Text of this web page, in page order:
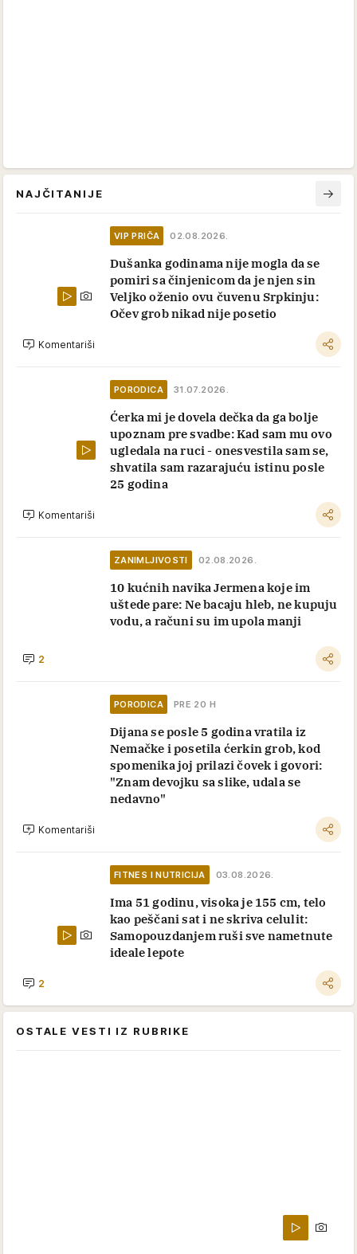
NAJČITANIJE
VIP PRIČA 02.08.2026.
Dušanka godinama nije mogla da se
pomiri sa činjenicom da je njen sin
Veljko oženio ovu čuvenu Srpkinju:
Očev grob nikad nije posetio
Komentariši
PORODICA 31.07.2026.
Ćerka mi je dovela dečka da ga bolje
upoznam pre svadbe: Kad sam mu ovo
ugledala na ruci - onesvestila sam se,
shvatila sam razarajuću istinu posle
25 godina
Komentariši
ZANIMLJIVOSTI 02.08.2026.
10 kućnih navika Jermena koje im
uštede pare: Ne bacaju hleb, ne kupuju
vodu, a računi su im upola manji
2
PORODICA PRE 20 H
Dijana se posle 5 godina vratila iz
Nemačke i posetila ćerkin grob, kod
spomenika joj prilazi čovek i govori:
"Znam devojku sa slike, udala se
nedavno"
Komentariši
FITNES I NUTRICIJA 03.08.2026.
Ima 51 godinu, visoka je 155 cm, telo
kao peščani sat i ne skriva celulit:
Samopouzdanjem ruši sve nametnute
ideale lepote
2
OSTALE VESTI IZ RUBRIKE